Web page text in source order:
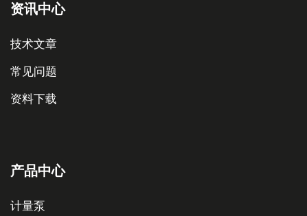
资讯中心
技术文章
常见问题
资料下载
产品中心
计量泵